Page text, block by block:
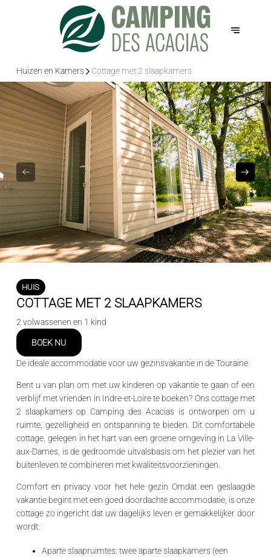
Huizen en Kamers Cottage met 2 slaapkamers
HUIS
COTTAGE MET 2 SLAAPKAMERS
2 volwassenen en 1 kind
BOEK NU
De ideale accommodatie voor uw gezinsvakantie in de Touraine
Bent u van plan om met uw kinderen op vakantie te gaan of een
verblijf met vrienden in Indre-et-Loirete boeken? Onscottage met
2 slaapkamersop Camping des Acaciasis ontworpen om u
ruimte, gezelligheid en ontspanning te bieden. Dit comfortabele
cottage, gelegen in het hart van een groene omgeving in La Ville-
aux-Dames, is de gedroomde uitvalsbasis om het plezier van het
buitenleven te combineren met kwaliteitsvoorzieningen.
Comfort en privacy voor het hele gezin Omdat een geslaagde
vakantie begint met een goed doordachte accommodatie, is onze
cottage zo ingericht dat uw dagelijks leven er gemakkelijker door
wordt:
Aparte slaapruimtes: twee aparte slaapkamers (een